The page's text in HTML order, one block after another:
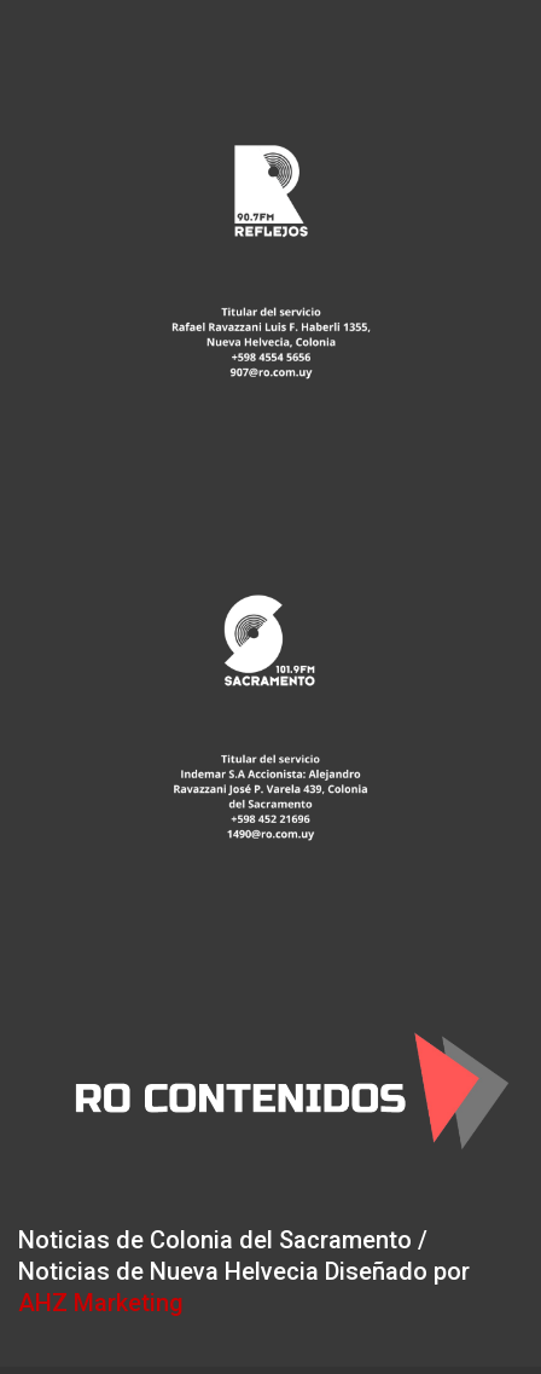
Noticias de Colonia del Sacramento /
Noticias de Nueva Helvecia Diseñado por
AHZ Marketing